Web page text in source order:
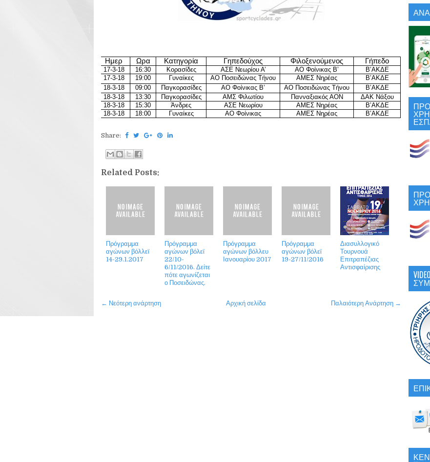
Ημερ Ωρα Κατηγορία Γηπεδούχος Φιλοξενούμενος Γήπεδο
17-3-18 16:30 Κορασίδες ΑΣΕ Νεωρίου Α’ ΑΟ Φοίνικας Β’
Β’ΑΚΔΕ
17-3-18
19:00 Γυναίκες ΑΟ Ποσειδώνας Τήνου ΑΜΕΣ Νηρέας
Β’ΑΚΔΕ
18-3-18
09:00 Παγκορασίδες ΑΟ Φοίνικας Β’ ΑΟ Ποσειδώνας Τήνου
Β’ΑΚΔΕ
18-3-18
13:30 Παγκορασίδες ΑΜΣ Φιλωτίου Πανναξιακός ΑΟΝ
ΔΑΚ Νάξου
18-3-18
15:30 Άνδρες ΑΣΕ Νεωρίου ΑΜΕΣ Νηρέας
Β’ΑΚΔΕ
18-3-18
18:00 Γυναίκες ΑΟ Φοίνικας ΑΜΕΣ Νηρέας Β’ΑΚΔΕ
Share:
Related Posts:
Πρόγραμμα
αγώνων βόλλεϊ
14-29.1.2017
Πρόγραμμα
αγώνων βόλεϊ
22/10-
6/11/2016. Δείτε
πότε αγωνίζεται
ο Ποσειδώνας.
Πρόγραμμα
αγώνων βόλλευ
Ιανουαρίου 2017
Πρόγραμμα
αγώνων βόλεϊ
19-27/11/2016
Διασυλλογικό
Τουρνουά
Επιτραπέζιας
Αντισφαίρισης
← Νεότερη ανάρτηση Παλαιότερη Ανάρτηση →
Αρχική σελίδα